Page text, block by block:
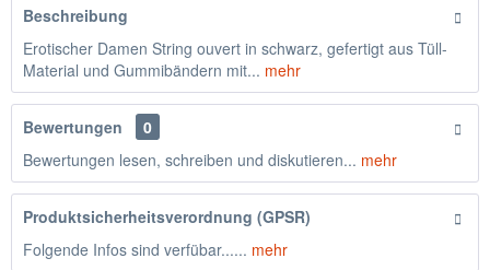
Beschreibung
Erotischer Damen String ouvert in schwarz, gefertigt aus Tüll-
Material und Gummibändern mit... mehr
Bewertungen
0
Bewertungen lesen, schreiben und diskutieren... mehr
Produktsicherheitsverordnung (GPSR)
Folgende Infos sind verfübar...... mehr